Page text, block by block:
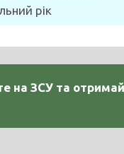
рік
на ЗСУ та